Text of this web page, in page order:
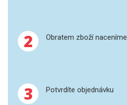
KYVETY
OTEVŘENÝ ROZKLAD
2 Obratem zboží naceníme
3 Potvrdíte objednávku